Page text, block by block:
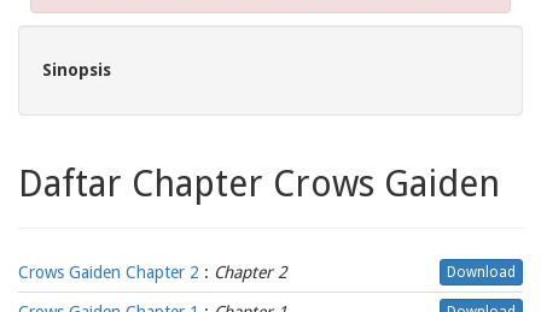
Sinopsis
Daftar Chapter Crows Gaiden
Crows Gaiden Chapter 2 : Chapter 2 Download